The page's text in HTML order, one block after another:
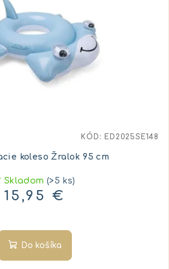
koleso Žralok 95 cm
Skladom(>5 ks)
15,95 €
Do košíka
KÓD: ED2025SE148